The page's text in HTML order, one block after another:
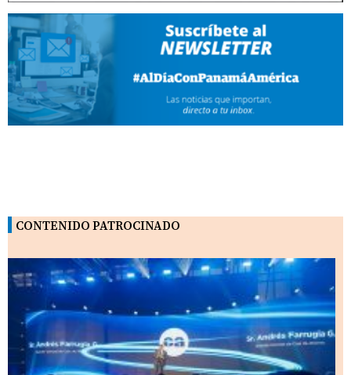
CONTENIDO PATROCINADO